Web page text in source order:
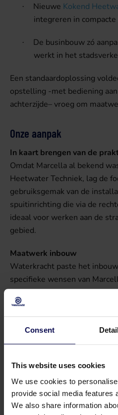
Consent
This website uses cookies
We use cookies to
provide social media features
We also share information
· Nieuwe Kokend
integreren in compacte
·
De businbouw zó
werkt in het
Een standaardoplossing
opstelling -met bediening
achterzijde– vroeg om
Onze aanpak
In kaart brengen van de
Omdat Marcella al bekend
Heetwater Techniek, lag de
gebruiksgemak van de
spuitinrichting die via de
ideaal voor werken aan de
gebied.
Maatwerk inbouw
Waterkracht paste het
specifieke wensen van
·
Bediening via de
achterzijde
overzichtelijke
De aanpassing van het